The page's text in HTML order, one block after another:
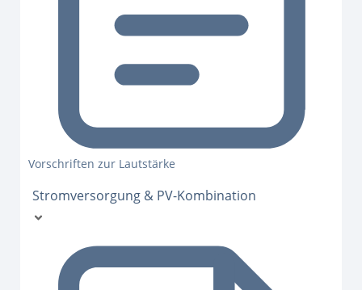
Vorschriften zur Lautstärke
Stromversorgung & PV-Kombination